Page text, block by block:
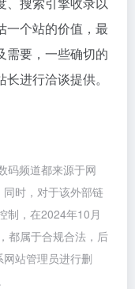
一个站的价值，最
需要，一些确切的
进行洽谈提供。
码频道都来源于网
时，对于该外部链
制，在2024年10月
都属于合规合法，后
站管理员进行删